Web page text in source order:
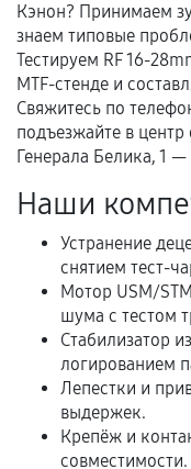
Документы
гарантии
Гарантийный
услуг и
Документы на
и кассовый
Расширенная
В некоторых
расширенной
условия
Кэнон? Принимаем
знаем типовые
Тестируем RF
MTF-стенде и
Свяжитесь по
подъезжайте в
Генерала Белика, 1
Наши
Устранение
снятием тест-
Мотор USM/
шума с тестом
Стабилизатор
логированием
Лепестки и
выдержек.
Крепёж и
совместимости.